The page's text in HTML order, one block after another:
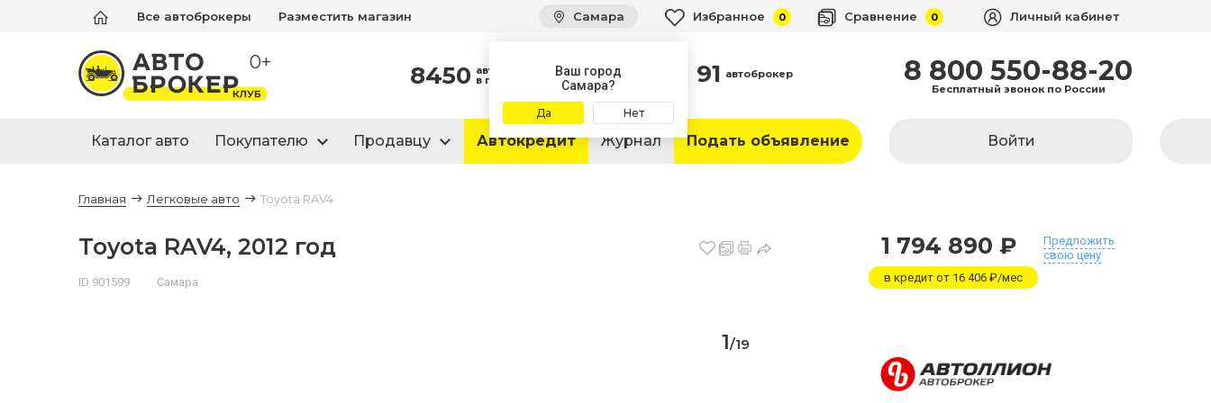
Все автоброкеры Разместить магазин Самара
Ваш город
Самара?
Да Нет
Избранное 0 Сравнение 0 Личный кабинет
0+ 8450 автомобилей
в продаже 91 автоброкер 8 800 550-88-20
Бесплатный звонок по России
Каталог авто Покупателю Продавцу Автокредит Журнал Подать объявление Войти
Главная Легковые авто Toyota RAV4
Toyota RAV4, 2012 год
ID 901599 Самара
1 794 890 ₽
Предложить
свою цену
в кредит от 16 406 ₽/мес
1/19